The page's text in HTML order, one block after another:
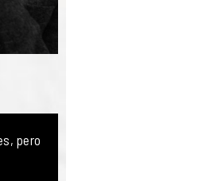
pero